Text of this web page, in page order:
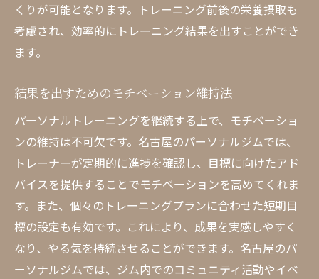
くりが可能となります。トレーニング前後の栄養摂取も
考慮され、効率的にトレーニング結果を出すことができ
ます。
結果を出すためのモチベーション維持法
パーソナルトレーニングを継続する上で、モチベーショ
ンの維持は不可欠です。名古屋のパーソナルジムでは、
トレーナーが定期的に進捗を確認し、目標に向けたアド
バイスを提供することでモチベーションを高めてくれま
す。また、個々のトレーニングプランに合わせた短期目
標の設定も有効です。これにより、成果を実感しやすく
なり、やる気を持続させることができます。名古屋のパ
ーソナルジムでは、ジム内でのコミュニティ活動やイベ